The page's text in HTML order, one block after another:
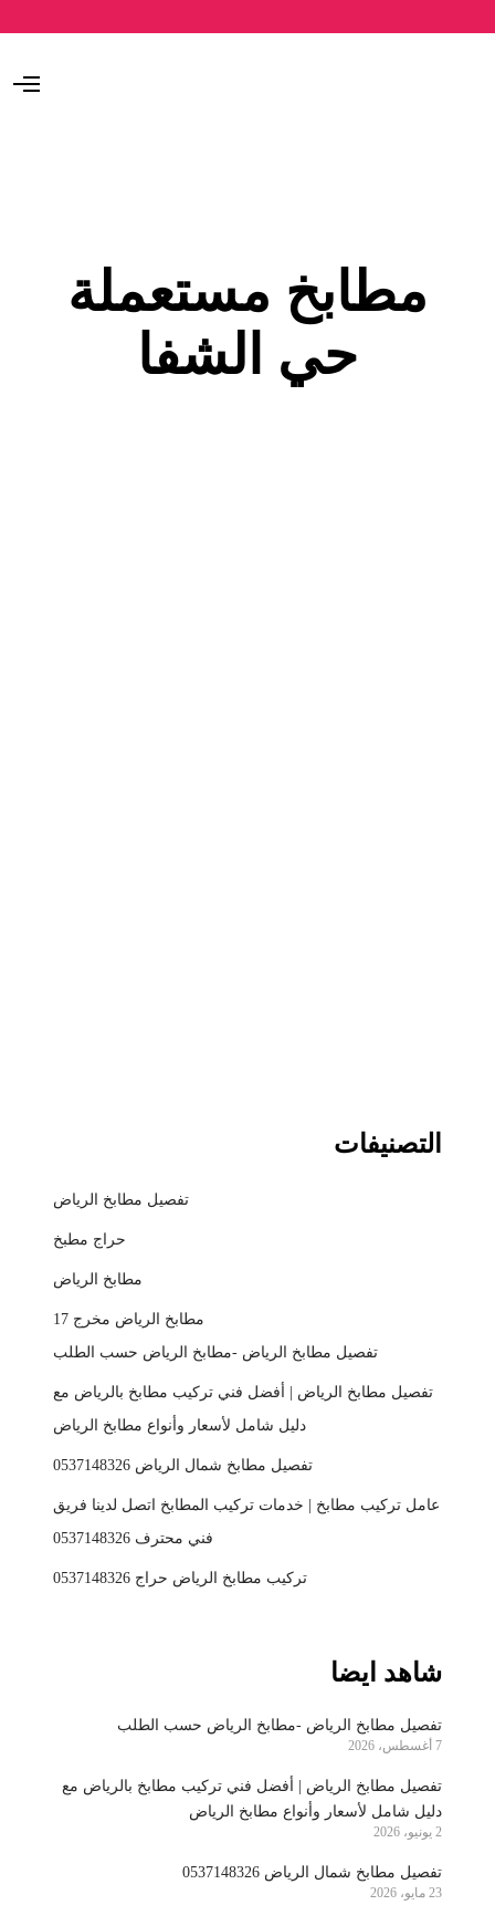
O
مطابخ مستعملة
حي الشفا
التصنيفات
تفصيل مطابخ الرياض
حراج مطبخ
مطابخ الرياض
مطابخ الرياض مخرج 17
تفصيل مطابخ الرياض -مطابخ الرياض حسب الطلب
تفصيل مطابخ الرياض | أفضل فني تركيب مطابخ بالرياض مع
دليل شامل لأسعار وأنواع مطابخ الرياض
تفصيل مطابخ شمال الرياض 0537148326
عامل تركيب مطابخ | خدمات تركيب المطابخ اتصل لدينا فريق
فني محترف 0537148326
تركيب مطابخ الرياض حراج 0537148326
شاهد ايضا
تفصيل مطابخ الرياض -مطابخ الرياض حسب الطلب
7 أغسطس، 2026
تفصيل مطابخ الرياض | أفضل فني تركيب مطابخ بالرياض مع
دليل شامل لأسعار وأنواع مطابخ الرياض
2 يونيو، 2026
تفصيل مطابخ شمال الرياض 0537148326
23 مايو، 2026